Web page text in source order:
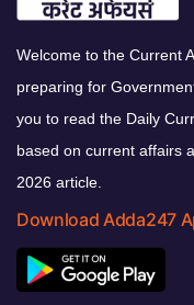
Welcome to the Current
preparing for
you to read the Daily
based on current affairs
2026 article.
Download Adda247